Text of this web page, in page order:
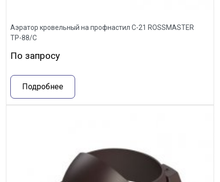
Аэратор кровельный на профнастил С-21 ROSSMASTER
ТР-88/С
По запросу
Подробнее